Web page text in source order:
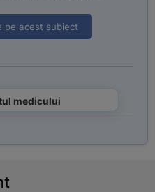
pe acest subiect
medicului